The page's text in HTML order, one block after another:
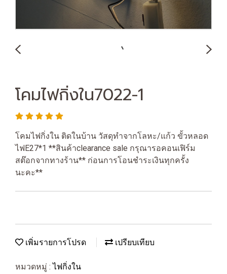
โคมไฟกิ่งใน7022-1
โคมไฟกิ่งใน ติดในบ้าน วัสดุทำจากโลหะ/แก้ว ขั้วหลอด
ไฟE27*1 **สินค้าclearance sale กรุณารอคอนเฟิร์ม
สต๊อกจากทางร้าน** ก่อนการโอนชำระเงินทุกครั้ง
นะคะ**
เพิ่มรายการโปรด เปรียบเทียบ
หมวดหมู่ :ไฟกิ่งใน